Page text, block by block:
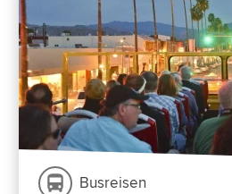
Busreisen